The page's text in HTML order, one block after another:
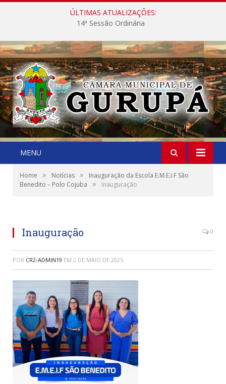
ÚLTIMAS ATUALIZAÇÕES:
14ª Sessão Ordinária
MENU
Home » Notícias »
Inauguração da Escola E.M.E.I.F São
Benedito – Polo Cojuba
» Inauguração
Inauguração 0
POR CR2-ADMIN19 EM 2 DE MAIO DE 2025